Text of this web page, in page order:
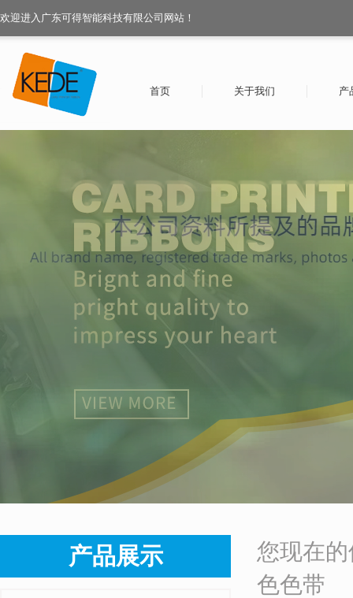
欢迎进入广东可得智能科技有限公司网站！
首页 关于我们 产
产品展示
您现在
色色带